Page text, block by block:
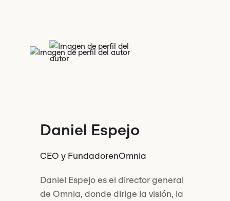
Daniel Espejo
CEO y FundadorenOmnia
Daniel Espejo es el director general
de Omnia, donde dirige la visión, la